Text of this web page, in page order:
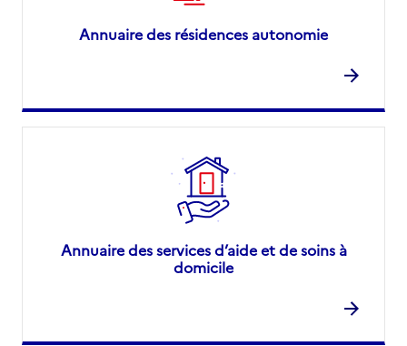
Annuaire des résidences autonomie
Annuaire des services d’aide et de soins à
domicile